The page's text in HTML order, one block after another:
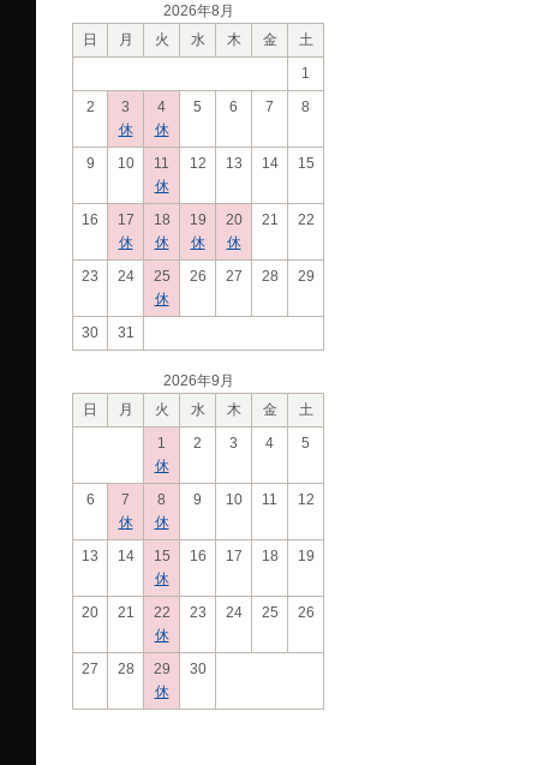
2026年8月
日
月 火 水 木 金
土
1
2
3
休
4
休
5 6 7 8
9 10
11
休
12 13 14 15
16
17
休
18
休
19
休
20
休
21 22
23 24
25
休
26 27 28 29
30 31
2026年9月
日
月 火 水 木 金
土
1
休
2 3 4 5
6
7
休
8
休
9 10 11 12
13 14
15
休
16 17 18 19
20 21
22
休
23 24 25 26
27 28
29
休
30